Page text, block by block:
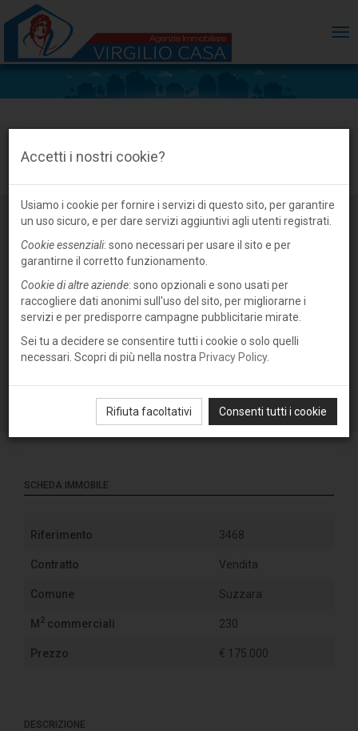
Accetti i nostri cookie?
Usiamo i cookie per fornire i servizi di questo sito, per garantire
un uso sicuro, e per dare servizi aggiuntivi agli utenti registrati.
Cookie essenziali: sono necessari per usare il sito e per
garantirne il corretto funzionamento.
Cookie di altre aziende: sono opzionali e sono usati per
raccogliere dati anonimi sull'uso del sito, per migliorarne i
servizi e per predisporre campagne pubblicitarie mirate.
Sei tu a decidere se consentire tutti i cookie o solo quelli
necessari. Scopri di più nella nostra Privacy Policy.
Rifiuta facoltativi Consenti tutti i cookie
Casa indipendente in vendita a Suzzara,
SCHEDA IMMOBILE
Riferimento 3468
Contratto Vendita
Comune Suzzara
M 2 commerciali 230
Prezzo € 175.000
DESCRIZIONE